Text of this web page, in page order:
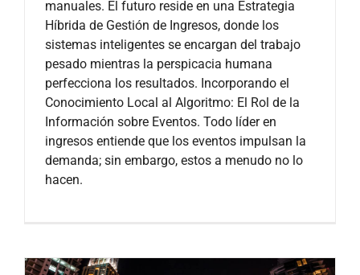
manuales. El futuro reside en una Estrategia
Híbrida de Gestión de Ingresos, donde los
sistemas inteligentes se encargan del trabajo
pesado mientras la perspicacia humana
perfecciona los resultados. Incorporando el
Conocimiento Local al Algoritmo: El Rol de la
Información sobre Eventos. Todo líder en
ingresos entiende que los eventos impulsan la
demanda; sin embargo, estos a menudo no lo
hacen.